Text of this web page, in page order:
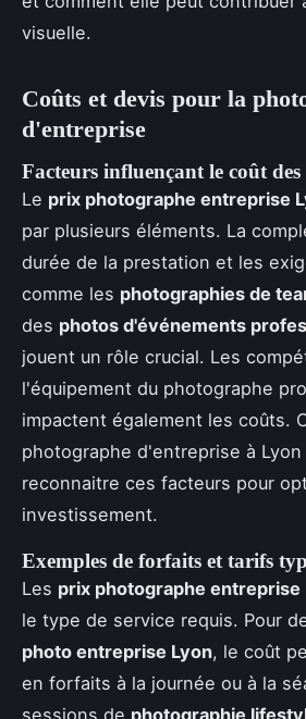
visuelle.
Coûts et devis pour la
d'entreprise
Facteurs influençant le coût des
Le prix photographe entreprise
par plusieurs éléments. La
durée de la prestation et les
comme les photographies de
des photos d'événements
jouent un rôle crucial. Les
l'équipement du photographe
impactent également les coûts.
photographe d'entreprise à
reconnaitre ces facteurs pour
investissement.
Exemples de forfaits et tarifs
Les prix photographe entreprise
le type de service requis. Pour
photo entreprise Lyon, le coût
en forfaits à la journée ou à la
sessions de photographie